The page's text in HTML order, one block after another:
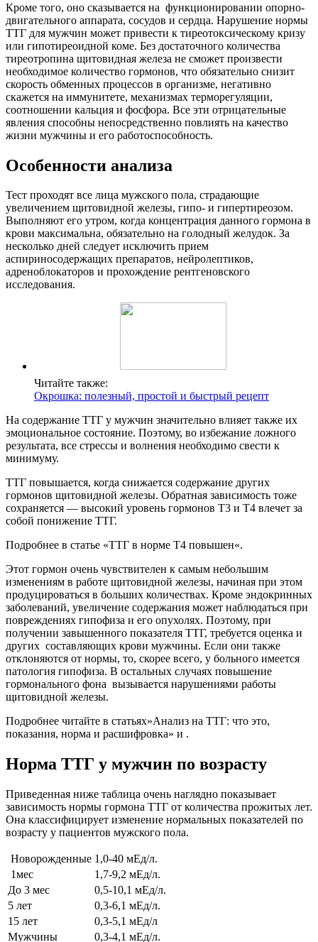
Кроме того, оно сказывается на функционировании опорно-
двигательного аппарата, сосудов и сердца. Нарушение нормы
ТТГ для мужчин может привести к тиреотоксическому кризу
или гипотиреоидной коме. Без достаточного количества
тиреотропина щитовидная железа не сможет произвести
необходимое количество гормонов, что обязательно снизит
скорость обменных процессов в организме, негативно
скажется на иммунитете, механизмах терморегуляции,
соотношении кальция и фосфора. Все эти отрицательные
явления способны непосредственно повлиять на качество
жизни мужчины и его работоспособность.
Особенности анализа
Тест проходят все лица мужского пола, страдающие
увеличением щитовидной железы, гипо- и гипертиреозом.
Выполняют его утром, когда концентрация данного гормона в
крови максимальна, обязательно на голодный желудок. За
несколько дней следует исключить прием
аспириносодержащих препаратов, нейролептиков,
адреноблокаторов и прохождение рентгеновского
исследования.
Читайте также:
Окрошка: полезный, простой и быстрый рецепт
На содержание ТТГ у мужчин значительно влияет также их
эмоциональное состояние. Поэтому, во избежание ложного
результата, все стрессы и волнения необходимо свести к
минимуму.
ТТГ повышается, когда снижается содержание других
гормонов щитовидной железы. Обратная зависимость тоже
сохраняется — высокий уровень гормонов Т3 и Т4 влечет за
собой понижение ТТГ.
Подробнее в статье «ТТГ в норме Т4 повышен«.
Этот гормон очень чувствителен к самым небольшим
изменениям в работе щитовидной железы, начиная при этом
продуцироваться в больших количествах. Кроме эндокринных
заболеваний, увеличение содержания может наблюдаться при
повреждениях гипофиза и его опухолях. Поэтому, при
получении завышенного показателя ТТГ, требуется оценка и
других составляющих крови мужчины. Если они также
отклоняются от нормы, то, скорее всего, у больного имеется
патология гипофиза. В остальных случаях повышение
гормонального фона вызывается нарушениями работы
щитовидной железы.
Подробнее читайте в статьях»Анализ на ТТГ: что это,
показания, норма и расшифровка» и .
Норма ТТГ у мужчин по возрасту
Приведенная ниже таблица очень наглядно показывает
зависимость нормы гормона ТТГ от количества прожитых лет.
Она классифицирует изменение нормальных показателей по
возрасту у пациентов мужского пола.
Новорожденные 1,0-40 мЕд/л.
1мес
1,7-9,2 мЕд/л.
До 3 мес
0,5-10,1 мЕд/л.
5 лет
0,3-6,1 мЕд/л.
15 лет
0,3-5,1 мЕд/л
Мужчины
0,3-4,1 мЕд/л.